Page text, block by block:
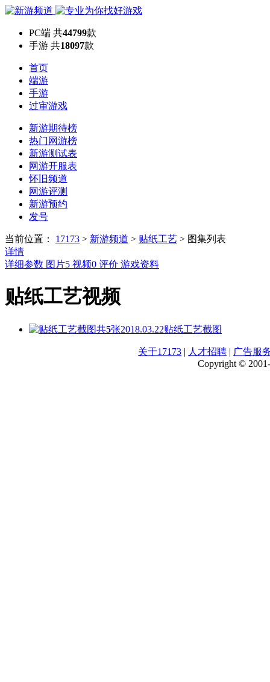
PC端 共44799款
手游 共18097款
首页
端游
手游
过审游戏
新游期待榜
热门网游榜
新游测试表
网游开服表
怀旧频道
网游评测
新游预约
发号
当前位置： 17173 > 新游频道 > 贴纸工艺 > 图集列表
详情
详细参数 图片5 视频0 评价 游戏资料
贴纸工艺视频
共5张2018.03.22贴纸工艺截图
关于17173 | 人才招聘 | 广告服
Copyright ©